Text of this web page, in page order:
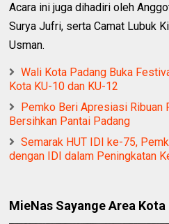
Acara ini juga dihadiri oleh
Surya Jufri, serta Camat Lubuk
Usman.
Wali Kota Padang Buka
Kota KU-10 dan KU-12
Pemko Beri Apresiasi Ribuan
Bersihkan Pantai Padang
‎Semarak HUT IDI ke-75,
dengan IDI dalam Peningkatan
MieNas Sayange Area